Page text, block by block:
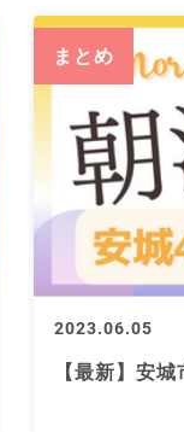
まとめ
2023.06.05
【最新】安